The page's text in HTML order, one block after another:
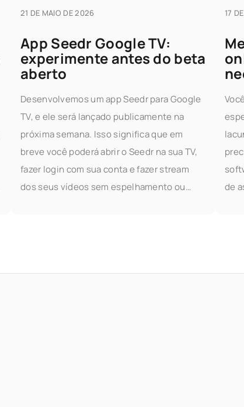
21 DE MAIO DE 2026
App Seedr Google TV:
experimente antes do beta
aberto
Desenvolvemos um app Seedr para Google
TV, e ele será lançado publicamente na
próxima semana. Isso significa que em
breve você poderá abrir o Seedr na sua TV,
fazer login com sua conta e fazer stream
dos seus vídeos sem espelhamento ou
17
de